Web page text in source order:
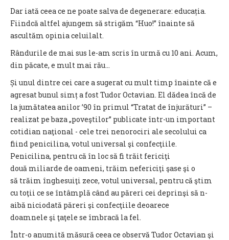
Dar iată ceea ce ne poate salva de degenerare: educația.
Fiindcă altfel ajungem să strigăm “Huo!” înainte să
ascultăm opinia celuilalt.
Rândurile de mai sus le-am scris în urmă cu 10 ani. Acum,
din păcate, e mult mai rău...
Și unul dintre cei care a sugerat cu mult timp înainte că e
agresat bunul simț a fost Tudor Octavian. El dădea încă de
la jumătatea anilor ’90 în primul “Tratat de înjurături” –
realizat pe baza „poveştilor” publicate într-un important
cotidian naţional - cele trei nenorociri ale secolului ca
fiind penicilina, votul universal şi confecţiile.
Penicilina, pentru că în loc să fi trăit fericiţi
două miliarde de oameni, trăim nefericiţi şase şi o
să trăim înghesuiţi zece, votul universal, pentru că ştim
cu toţii ce se întâmplă când au păreri cei deprinşi să n-
aibă niciodată păreri şi confecţiile deoarece
doamnele şi ţaţele se îmbracă la fel.
Într-o anumită măsură ceea ce observă Tudor Octavian şi